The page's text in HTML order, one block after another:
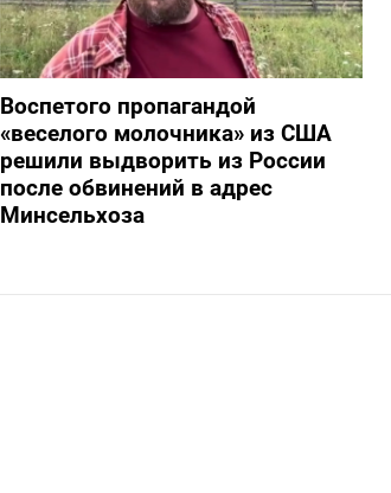
Воспетого пропагандой
«веселого молочника» из США
решили выдворить из России
после обвинений в адрес
Минсельхоза